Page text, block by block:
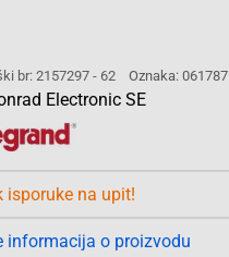
br: 2157297 - 62 Oznaka: 061787
Electronic SE
isporuke na upit!
informacija o proizvodu